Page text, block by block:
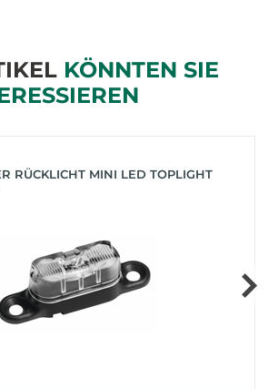
KÖNNTEN SIE
RÜCKLICHT MINI LED TOPLIGHT